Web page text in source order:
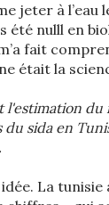
jeter à l’eau
été nulll en
fait
était la
l'estimation
du sida en
La